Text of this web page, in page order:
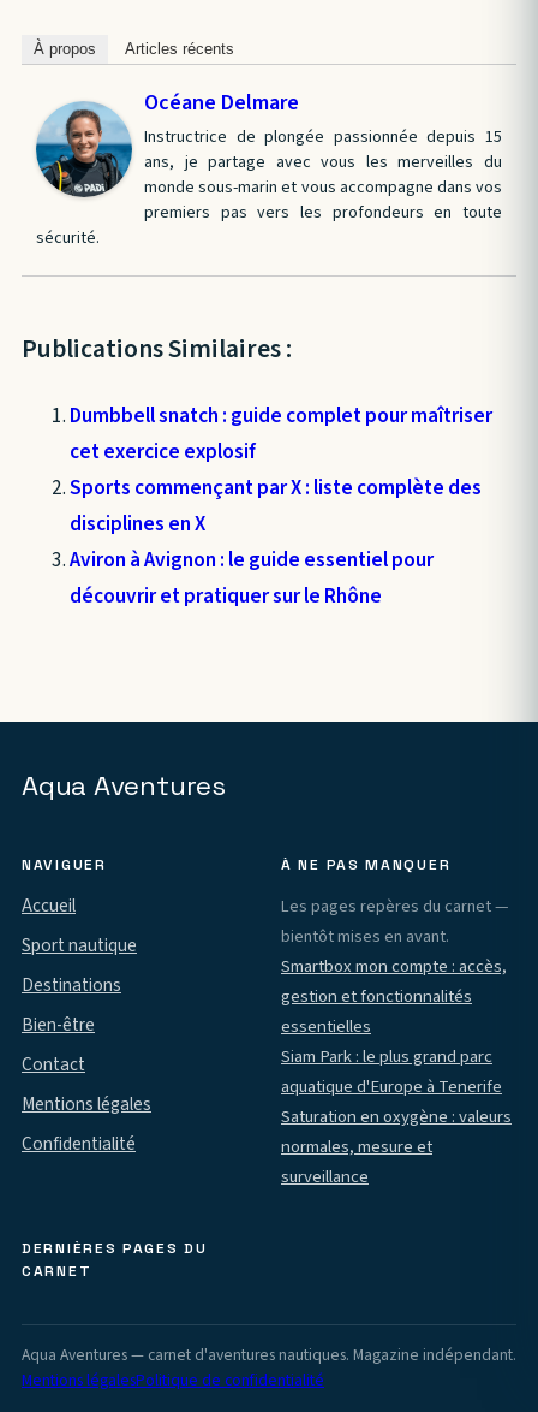
À propos Articles récents
Océane Delmare
Instructrice de plongée passionnée depuis 15
ans, je partage avec vous les merveilles du
monde sous-marin et vous accompagne dans vos
premiers pas vers les profondeurs en toute
sécurité.
Publications Similaires :
Dumbbell snatch : guide complet pour maîtriser
cet exercice explosif
Sports commençant par X : liste complète des
disciplines en X
Aviron à Avignon : le guide essentiel pour
découvrir et pratiquer sur le Rhône
Aqua Aventures
NAVIGUER
Accueil
Sport nautique
Destinations
Bien-être
Contact
Mentions légales
Confidentialité
À NE PAS MANQUER
Les pages repères du carnet —
bientôt mises en avant.
Smartbox mon compte : accès,
gestion et fonctionnalités
essentielles
Siam Park : le plus grand parc
aquatique d'Europe à Tenerife
Saturation en oxygène : valeurs
normales, mesure et
surveillance
DERNIÈRES PAGES DU
CARNET
Aqua Aventures — carnet d'aventures nautiques. Magazine indépendant.
Mentions légalesPolitique de confidentialité